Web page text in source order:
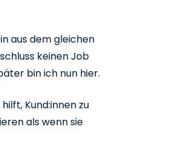
aus dem gleichen
keinen Job
bin ich nun hier.
Kund:innen zu
als wenn sie